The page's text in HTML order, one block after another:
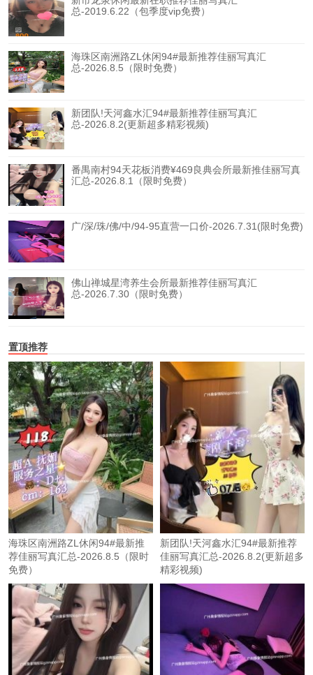
总-2019.6.22（包季度vip免费）
海珠区南洲路ZL休闲94#最新推荐佳丽写真汇
总-2026.8.5（限时免费）
新团队!天河鑫水汇94#最新推荐佳丽写真汇
总-2026.8.2(更新超多精彩视频)
番禺南村94天花板消费¥469良典会所最新推佳丽写真
汇总-2026.8.1（限时免费）
广/深/珠/佛/中/94-95直营一口价-2026.7.31(限时免费)
佛山禅城星湾养生会所最新推荐佳丽写真汇
总-2026.7.30（限时免费）
置顶推荐
海珠区南洲路ZL休闲94#最新推
荐佳丽写真汇总-2026.8.5（限时
免费）
新团队!天河鑫水汇94#最新推荐
佳丽写真汇总-2026.8.2(更新超多
精彩视频)